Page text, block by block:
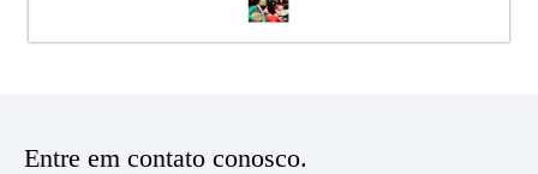
Entre em contato conosco.